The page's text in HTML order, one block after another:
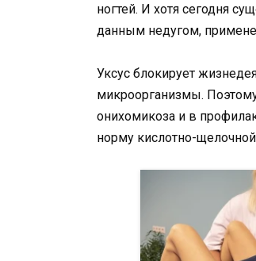
ногтей. И хотя сегодня
данным недугом,
Уксус блокирует
микроорганизмы.
онихомикоза и в
норму кислотно-щелочной